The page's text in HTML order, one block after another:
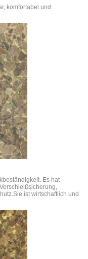
komfortabel und
Es hat
ist wirtschaftlich und